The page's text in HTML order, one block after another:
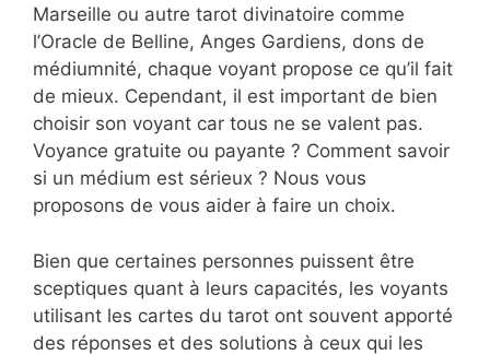
Marseille ou autre tarot divinatoire comme
l’Oracle de Belline, Anges Gardiens, dons de
médiumnité, chaque voyant propose ce qu’il fait
de mieux. Cependant, il est important de bien
choisir son voyant car tous ne se valent pas.
Voyance gratuite ou payante ? Comment savoir
si un médium est sérieux ? Nous vous
proposons de vous aider à faire un choix.
Bien que certaines personnes puissent être
sceptiques quant à leurs capacités, les voyants
utilisant les cartes du tarot ont souvent apporté
des réponses et des solutions à ceux qui les